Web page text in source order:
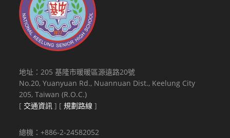
地址：205 基隆市暖暖區源遠路20號
No.20, Yuanyuan Rd., Nuannuan Dist., Keelung City
205, Taiwan (R.O.C.)
[ 交通資訊 ] [規劃路線 ]
總機：+886-2-24582052